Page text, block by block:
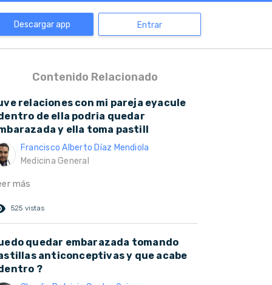
Descargar app Entrar
Contenido Relacionado
relaciones con mi pareja eyacule
de ella podria quedar
y ella toma pastill
Francisco Alberto Díaz Mendiola
Medicina General
más
525 vistas
quedar embarazada tomando
anticonceptivas y que acabe
?